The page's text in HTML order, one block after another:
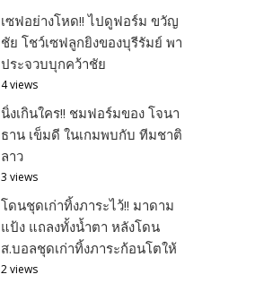
เซฟอย่างโหด!! ไปดูฟอร์ม ขวัญ
ชัย โชว์เซฟลูกยิงของบุรีรัมย์ พา
ประจวบบุกคว้าชัย
4 views
นิ่งเกินใคร!! ชมฟอร์มของ โจนา
ธาน เข็มดี ในเกมพบกับ ทีมชาติ
ลาว
3 views
โดนชุดเก่าทิ้งภาระไว้!! มาดาม
แป้ง แถลงทั้งน้ำตา หลังโดน
ส.บอลชุดเก่าทิ้งภาระก้อนโตให้
2 views